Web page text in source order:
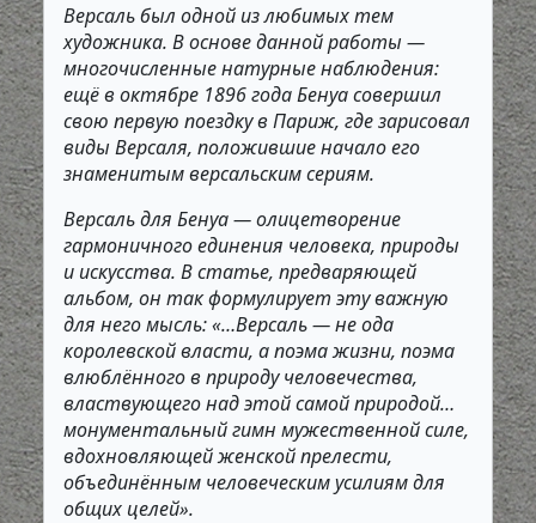
Версаль был одной из любимых тем
художника. В основе данной работы —
многочисленные натурные наблюдения:
ещё в октябре 1896 года Бенуа совершил
свою первую поездку в Париж, где зарисовал
виды Версаля, положившие начало его
знаменитым версальским сериям.
Версаль для Бенуа — олицетворение
гармоничного единения человека, природы
и искусства. В статье, предваряющей
альбом, он так формулирует эту важную
для него мысль: «…Версаль — не ода
королевской власти, а поэма жизни, поэма
влюблённого в природу человечества,
властвующего над этой самой природой…
монументальный гимн мужественной силе,
вдохновляющей женской прелести,
объединённым человеческим усилиям для
общих целей».